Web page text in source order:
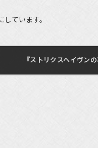
ています。
『ストリクスヘイヴン